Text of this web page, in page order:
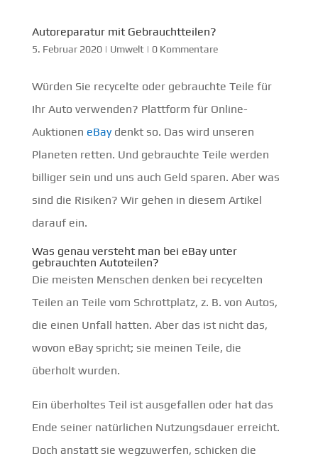
Autoreparatur mit Gebrauchtteilen?
5. Februar 2020| Umwelt| 0 Kommentare
Würden Sie recycelte oder gebrauchte Teile für
Ihr Auto verwenden? Plattform für Online-
Auktionen eBaydenkt so. Das wird unseren
Planeten retten. Und gebrauchte Teile werden
billiger sein und uns auch Geld sparen. Aber was
sind die Risiken? Wir gehen in diesem Artikel
darauf ein.
Was genau versteht man bei eBay unter
gebrauchten Autoteilen?
Die meisten Menschen denken bei recycelten
Teilen an Teile vom Schrottplatz, z. B. von Autos,
die einen Unfall hatten. Aber das ist nicht das,
wovon eBay spricht; sie meinen Teile, die
überholt wurden.
Ein überholtes Teil ist ausgefallen oder hat das
Ende seiner natürlichen Nutzungsdauer erreicht.
Doch anstatt sie wegzuwerfen, schicken die